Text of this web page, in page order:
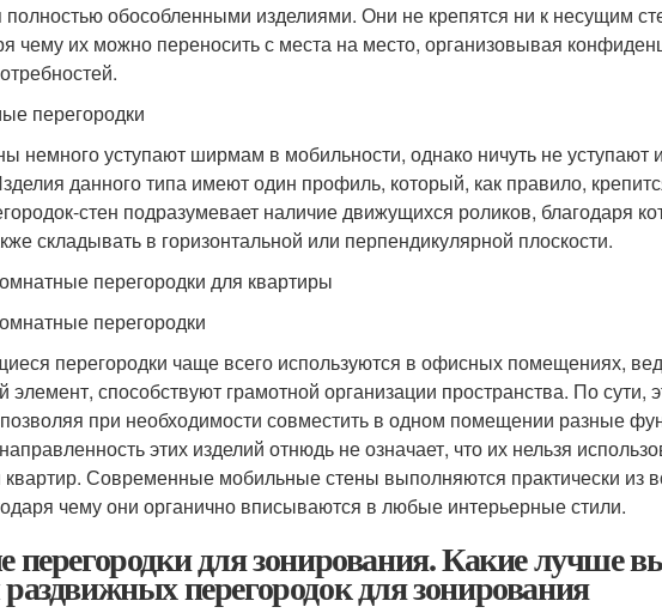
обособленными изделиями. Они не крепятся ни к несущим
чему их можно переносить с места на место, организовывая
перегородки
немного уступают ширмам в мобильности, однако ничуть не уступают
данного типа имеют один профиль, который, как правило,
стен подразумевает наличие движущихся роликов, благодаря
складывать в горизонтальной или перпендикулярной плоскости.
перегородки для квартиры
перегородки
перегородки чаще всего используются в офисных помещениях,
элемент, способствуют грамотной организации пространства. По сути,
при необходимости совместить в одном помещении разные
этих изделий отнюдь не означает, что их нельзя
Современные мобильные стены выполняются практически из
чему они органично вписываются в любые интерьерные стили.
перегородки для зонирования. Какие лучше
перегородок для зонирования